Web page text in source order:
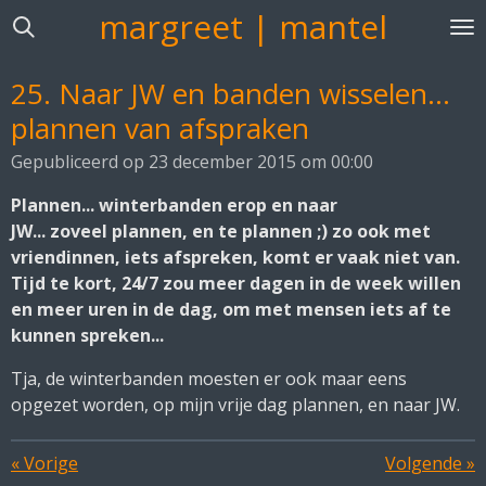
Ga
de
hoofdinhoud
margreet | mantel
25. Naar JW en banden wisselen...
plannen van afspraken
Gepubliceerd op 23 december 2015 om 00:00
Plannen... winterbanden erop en naar
JW... zoveel plannen, en te plannen ;) zo ook met
vriendinnen, iets afspreken, komt er vaak niet van.
Tijd te kort, 24/7 zou meer dagen in de week willen
en meer uren in de dag, om met mensen iets af te
kunnen spreken...
Tja, de winterbanden moesten er ook maar eens
opgezet worden, op mijn vrije dag plannen, en naar JW.
«Vorige Volgende »